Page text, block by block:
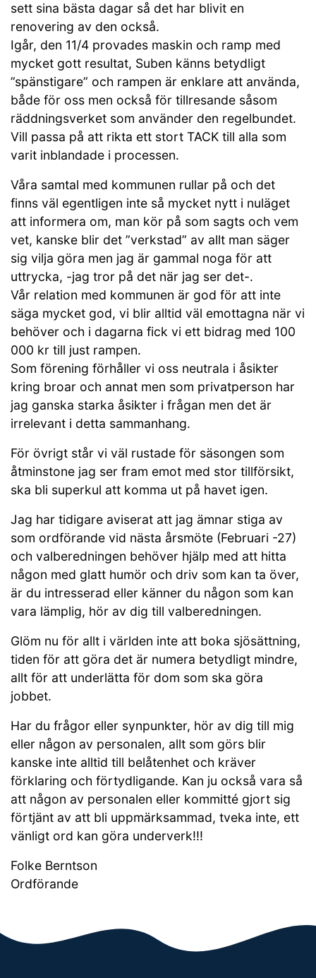
sett sina bästa dagar så det har blivit en
renovering av den också.
Igår, den 11/4 provades maskin och ramp med
mycket gott resultat, Suben känns betydligt
”spänstigare” och rampen är enklare att använda,
både för oss men också för tillresande såsom
räddningsverket som använder den regelbundet.
Vill passa på att rikta ett stort TACK till alla som
varit inblandade i processen.
Våra samtal med kommunen rullar på och det
finns väl egentligen inte så mycket nytt i nuläget
att informera om, man kör på som sagts och vem
vet, kanske blir det ”verkstad” av allt man säger
sig vilja göra men jag är gammal noga för att
uttrycka, -jag tror på det när jag ser det-.
Vår relation med kommunen är god för att inte
säga mycket god, vi blir alltid väl emottagna när vi
behöver och i dagarna fick vi ett bidrag med 100
000 kr till just rampen.
Som förening förhåller vi oss neutrala i åsikter
kring broar och annat men som privatperson har
jag ganska starka åsikter i frågan men det är
irrelevant i detta sammanhang.
För övrigt står vi väl rustade för säsongen som
åtminstone jag ser fram emot med stor tillförsikt,
ska bli superkul att komma ut på havet igen.
Jag har tidigare aviserat att jag ämnar stiga av
som ordförande vid nästa årsmöte (Februari -27)
och valberedningen behöver hjälp med att hitta
någon med glatt humör och driv som kan ta över,
är du intresserad eller känner du någon som kan
vara lämplig, hör av dig till valberedningen.
Glöm nu för allt i världen inte att boka sjösättning,
tiden för att göra det är numera betydligt mindre,
allt för att underlätta för dom som ska göra
jobbet.
Har du frågor eller synpunkter, hör av dig till mig
eller någon av personalen, allt som görs blir
kanske inte alltid till belåtenhet och kräver
förklaring och förtydligande. Kan ju också vara så
att någon av personalen eller kommitté gjort sig
förtjänt av att bli uppmärksammad, tveka inte, ett
vänligt ord kan göra underverk!!!
Folke Berntson
Ordförande